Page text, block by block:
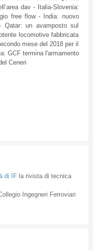
dav - Italia-Slovenia:
free flow - India: nuovo
Qatar: un avamposto sul
locomotive fabbricata
mese del 2018 per il
GCF termina l'armamento
Ceneri
di IFla rivista di tecnica
Ingegneri Ferroviari